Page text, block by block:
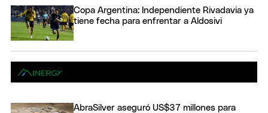
Copa Argentina: Independiente Rivadavia ya
tiene fecha para enfrentar a Aldosivi
AbraSilver aseguró US$37 millones para